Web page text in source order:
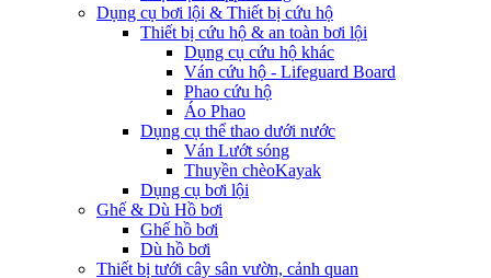
Dụng cụ bơi lội & Thiết bị cứu hộ
Thiết bị cứu hộ & an toàn bơi lội
Dụng cụ cứu hộ khác
Ván cứu hộ - Lifeguard Board
Phao cứu hộ
Áo Phao
Dụng cụ thể thao dưới nước
Ván Lướt sóng
Thuyền chèoKayak
Dụng cụ bơi lội
Ghế & Dù Hồ bơi
Ghế hồ bơi
Dù hồ bơi
Thiết bị tưới cây sân vườn, cảnh quan